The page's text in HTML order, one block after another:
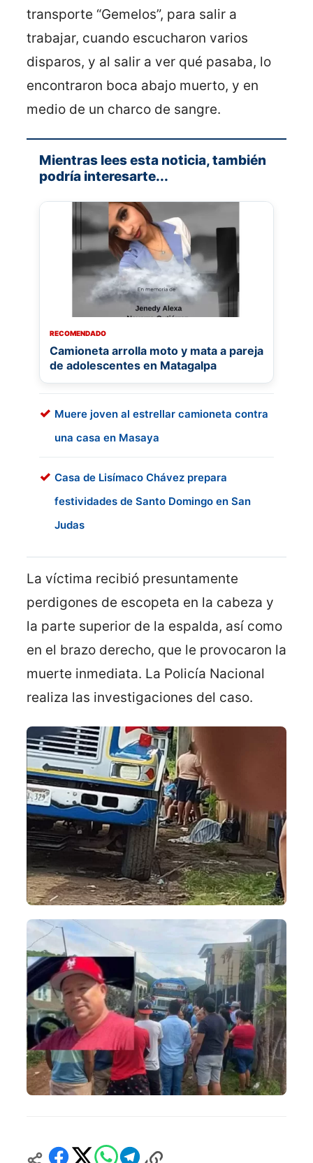
transporte “Gemelos”, para salir a
trabajar, cuando escucharon varios
disparos, y al salir a ver qué pasaba, lo
encontraron boca abajo muerto, y en
medio de un charco de sangre.
Mientras lees esta noticia, también
podría interesarte...
RECOMENDADO
Camioneta arrolla moto y mata a pareja
de adolescentes en Matagalpa
Muere joven al estrellar camioneta contra
una casa en Masaya
Casa de Lisímaco Chávez prepara
festividades de Santo Domingo en San
Judas
La víctima recibió presuntamente
perdigones de escopeta en la cabeza y
la parte superior de la espalda, así como
en el brazo derecho, que le provocaron la
muerte inmediata. La Policía Nacional
realiza las investigaciones del caso.